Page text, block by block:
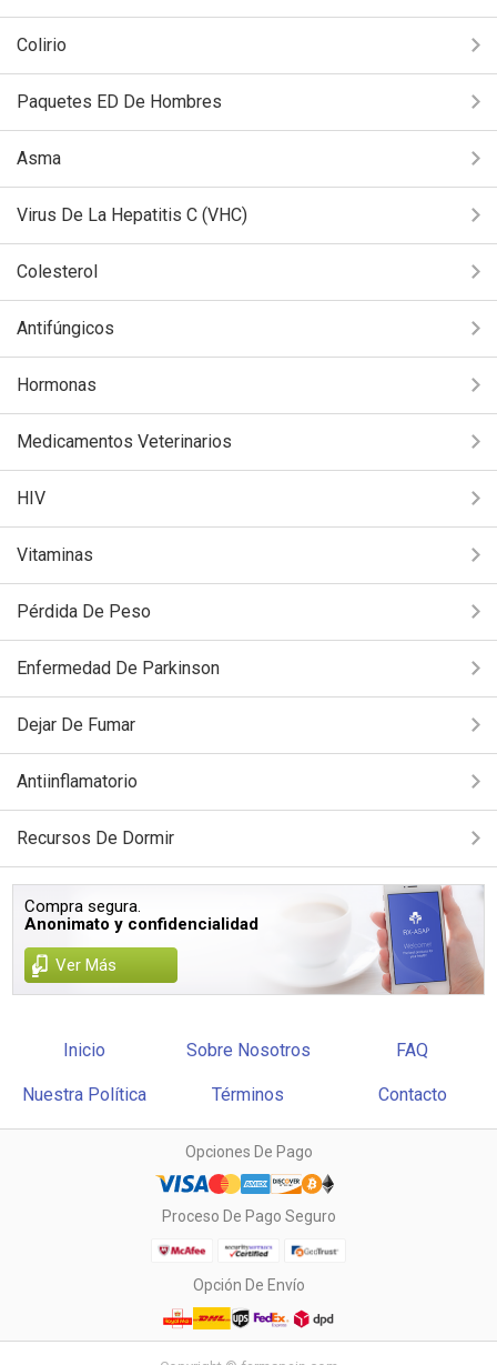
Colirio
Paquetes ED De Hombres
Asma
Virus De La Hepatitis C (VHC)
Colesterol
Antifúngicos
Hormonas
Medicamentos Veterinarios
HIV
Vitaminas
Pérdida De Peso
Enfermedad De Parkinson
Dejar De Fumar
Antiinflamatorio
Recursos De Dormir
Compra segura.
Anonimato y confidencialidad
Ver Más
Inicio Sobre Nosotros FAQ
Nuestra Política Términos Contacto
Opciones De Pago
Proceso De Pago Seguro
Opción De Envío